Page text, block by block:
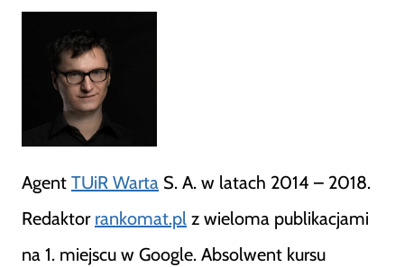
Agent TUiR Warta S. A. w latach 2014 – 2018.
Redaktor rankomat.pl z wieloma publikacjami
na 1. miejscu w Google. Absolwent kursu